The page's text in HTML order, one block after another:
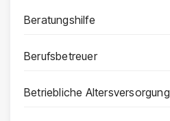
Beratungshilfe
Berufsbetreuer
Betriebliche Altersversorgung